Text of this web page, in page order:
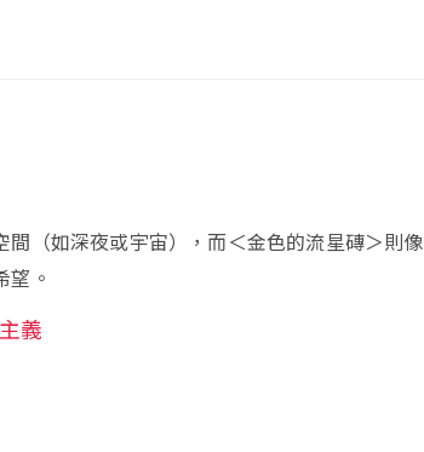
（如深夜或宇宙），而＜金色的流星磚＞則像
望。
義